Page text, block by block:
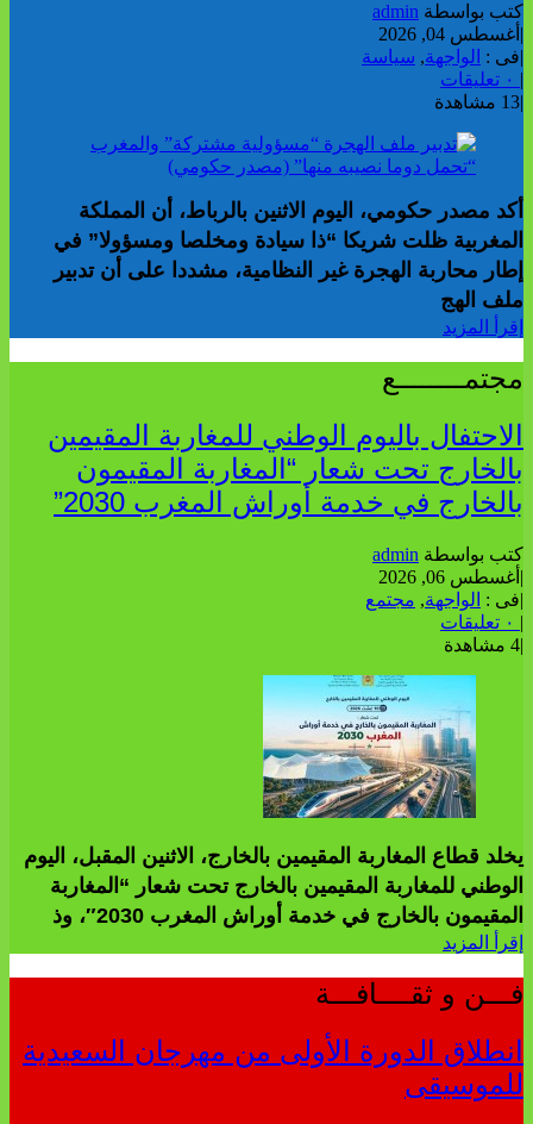
كتب بواسطة admin
| أغسطس 04, 2026
|فى : الواجهة, سياسة
|
|13 مشاهدة
أكد مصدر حكومي، اليوم الاثنين بالرباط، أن المملكة
المغربية ظلت شريكا “ذا سيادة ومخلصا ومسؤولا” في
إطار محاربة الهجرة غير النظامية، مشددا على أن تدبير
ملف الهج
إقرأ المزيد
مجتمــــــــع
الاحتفال باليوم الوطني للمغاربة المقيمين
بالخارج تحت شعار “المغاربة المقيمون
بالخارج في خدمة أوراش المغرب 2030”
كتب بواسطة admin
| أغسطس 06, 2026
|فى : الواجهة, مجتمع
|
|4 مشاهدة
يخلد قطاع المغاربة المقيمين بالخارج، الاثنين المقبل، اليوم
الوطني للمغاربة المقيمين بالخارج تحت شعار “المغاربة
المقيمون بالخارج في خدمة أوراش المغرب 2030″، وذ
إقرأ المزيد
فـــن و ثقــــافـــة
انطلاق الدورة الأولى من مهرجان السعيدية
للموسيقى